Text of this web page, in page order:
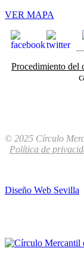
VER MAPA
Procedimiento del
© 2025 Círculo
Política de
Diseño Web Sevilla